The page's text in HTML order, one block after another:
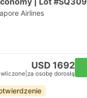
Airlines
USD 1692
za osobę dorosłą